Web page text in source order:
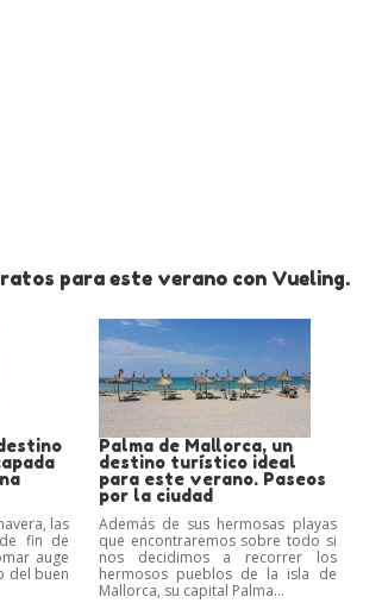
para este verano con Vueling.
las
fin de
auge
del buen
Palma de Mallorca, un
destino turístico ideal
para este verano. Paseos
por la ciudad
Además de sus hermosas playas
que encontraremos sobre todo si
nos decidimos a recorrer los
hermosos pueblos de la isla de
Mallorca, su capital Palma...